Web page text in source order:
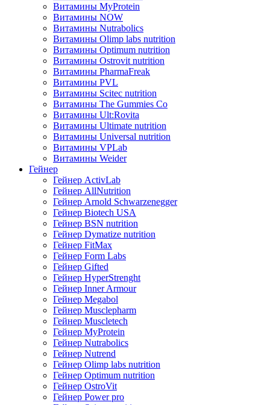
Витамины MyProtein
Витамины NOW
Витамины Nutrabolics
Витамины Olimp labs nutrition
Витамины Optimum nutrition
Витамины Ostrovit nutrition
Витамины PharmaFreak
Витамины PVL
Витамины Scitec nutrition
Витамины The Gummies Co
Витамины Ult:Rovita
Витамины Ultimate nutrition
Витамины Universal nutrition
Витамины VPLab
Витамины Weider
Гейнер
Гейнер ActivLab
Гейнер AllNutrition
Гейнер Arnold Schwarzenegger
Гейнер Biotech USA
Гейнер BSN nutrition
Гейнер Dymatize nutrition
Гейнер FitMax
Гейнер Form Labs
Гейнер Gifted
Гейнер HyperStrenght
Гейнер Inner Armour
Гейнер Megabol
Гейнер Musclepharm
Гейнер Muscletech
Гейнер MyProtein
Гейнер Nutrabolics
Гейнер Nutrend
Гейнер Olimp labs nutrition
Гейнер Optimum nutrition
Гейнер OstroVit
Гейнер Power pro